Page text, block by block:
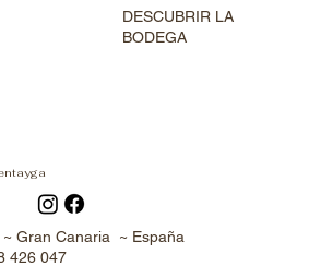
DESCUBRIR LA
BODEGA
Gran Canaria ~ España
426 047